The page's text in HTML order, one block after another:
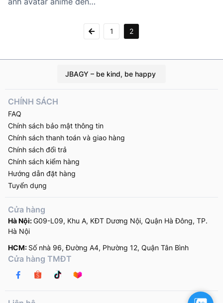
cảm xúc. Hình ảnh sắc
nét, phù hợp làm ảnh đại
…
1 2
JBAGY – be kind, be happy
Cửa hàng
Hà Nội:G09-L09, Khu A, KĐT Dương Nội, Quận Hà Đông, TP.
Hà Nội
HCM: Số nhà 96, Đường A4, Phường 12, Quận Tân Bình
Cửa hàng TMĐT
CHÍNH SÁCH
FAQ
Chính sách bảo mật thông tin
Chính sách thanh toán và giao hàng
Chính sách đổi trả
Chính sách kiểm hàng
Hướng dẫn đặt hàng
Tuyển dụng